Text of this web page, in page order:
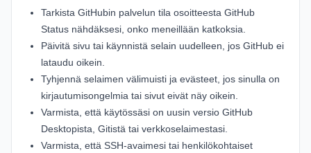
Tarkista GitHubin palvelun tila osoitteestaGitHub
Status nähdäksesi, onko meneillään katkoksia.
Päivitä sivu tai käynnistä selain uudelleen, jos GitHub ei
lataudu oikein.
Tyhjennä selaimen välimuisti ja evästeet, jos sinulla on
kirjautumisongelmia tai sivut eivät näy oikein.
Varmista, että käytössäsi on uusin versio GitHub
Desktopista, Gitistä tai verkkoselaimestasi.
Varmista, että SSH-avaimesi tai henkilökohtaiset